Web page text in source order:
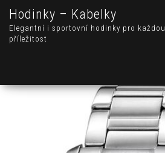
Hodinky – Kabelky
Elegantní i sportovní hodinky pro každou
příležitost